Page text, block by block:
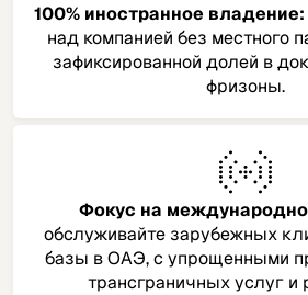
100% иностранное владение:
над компанией без местного
зафиксированной долей в
фризоны.
Фокус на
обслуживайте зарубежных
базы в ОАЭ, с упрощенными
трансграничных услуг и